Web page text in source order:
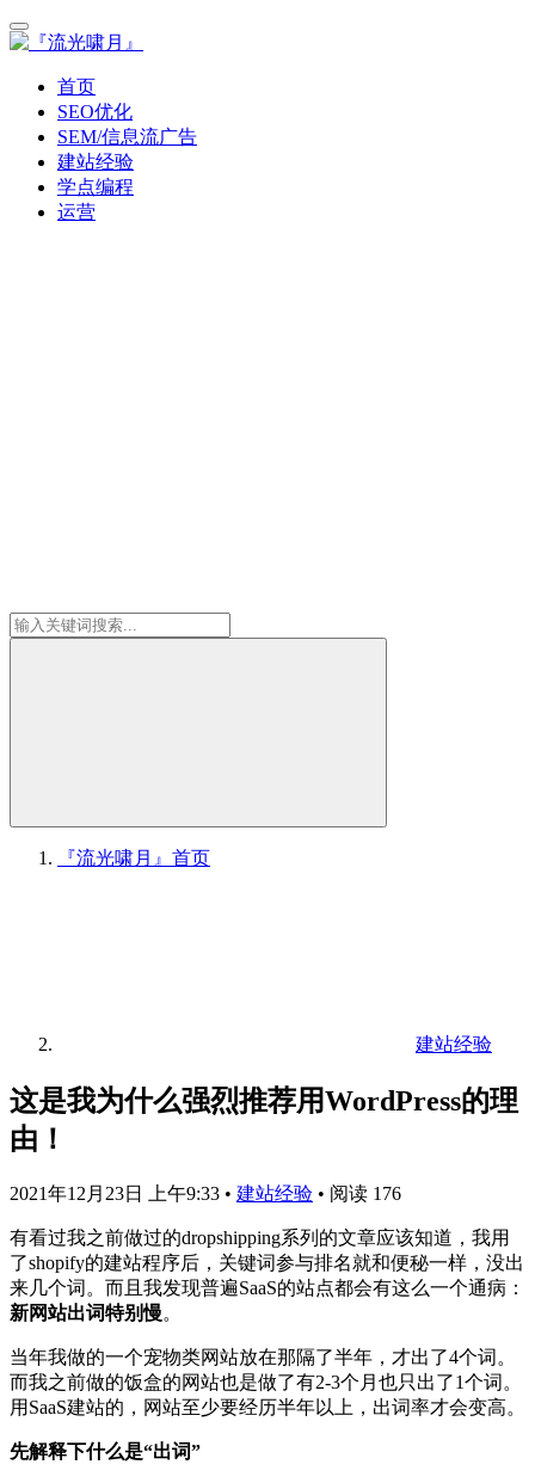
首页
SEO优化
SEM/信息流广告
建站经验
学点编程
运营
『流光啸月』 首页
建站经验
这是我为什么强烈推荐用WordPress的理
由！
2021年12月23日 上午9:33 • 建站经验 • 阅读 176
有看过我之前做过的dropshipping系列的文章应该知道，我用
了shopify的建站程序后，关键词参与排名就和便秘一样，没出
来几个词。而且我发现普遍SaaS的站点都会有这么一个通病：
新网站出词特别慢。
当年我做的一个宠物类网站放在那隔了半年，才出了4个词。
而我之前做的饭盒的网站也是做了有2-3个月也只出了1个词。
用SaaS建站的，网站至少要经历半年以上，出词率才会变高。
先解释下什么是“出词”